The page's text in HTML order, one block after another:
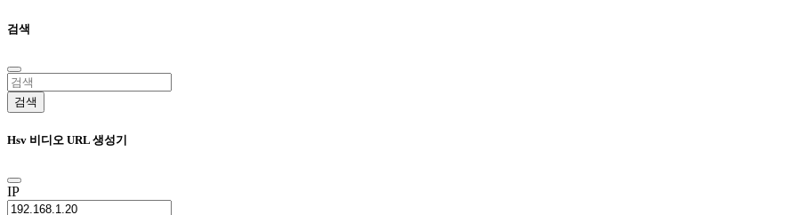
검색
검색
Hsv 비디오 URL 생성기
IP